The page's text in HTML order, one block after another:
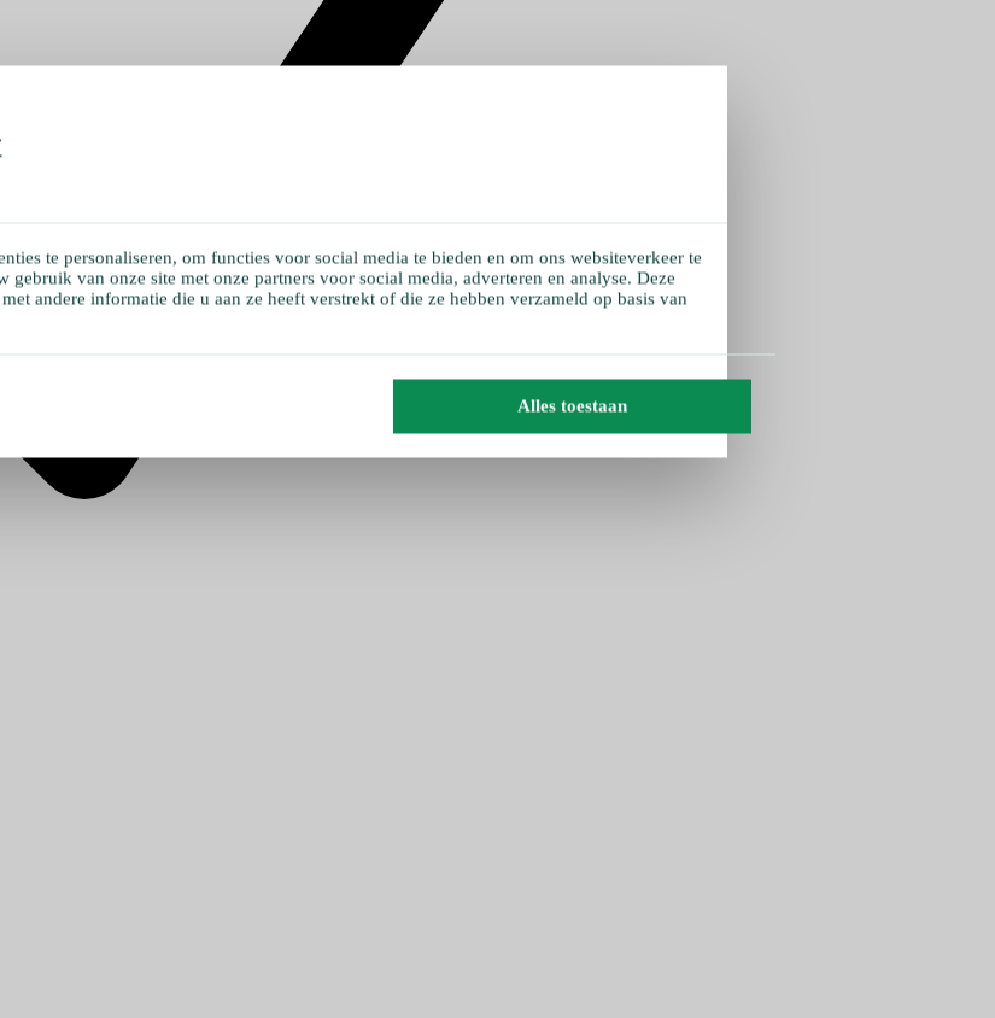
te personaliseren, om functies voor social media te bieden en om ons websiteverkeer te
van onze site met onze partners voor social media, adverteren en analyse. Deze
andere informatie die u aan ze heeft verstrekt of die ze hebben verzameld op basis van
Alles toestaan